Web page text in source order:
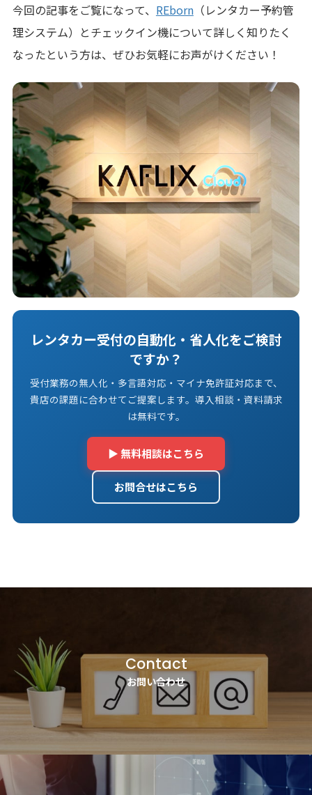
今回の記事をご覧になって、 REborn（レンタカー予約管
理システム）とチェックイン機について詳しく知りたく
なったという方は、ぜひお気軽にお声がけください！
レンタカー受付の自動化・省人化をご検討
ですか？
受付業務の無人化・多言語対応・マイナ免許証対応まで、
貴店の課題に合わせてご提案します。導入相談・資料請求
は無料です。
▶ 無料相談はこちら
お問合せはこちら
Contact
お問い合わせ